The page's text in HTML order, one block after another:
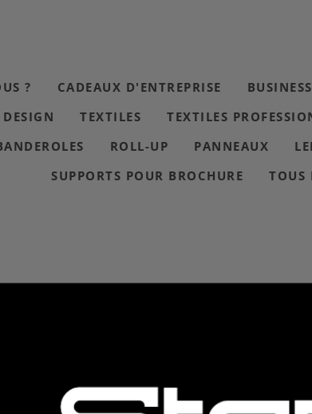
? CADEAUX D'ENTREPRISE BUSINESS
DESIGN TEXTILES TEXTILES
ROLL-UP PANNEAUX
SUPPORTS POUR BROCHURE
TOUS